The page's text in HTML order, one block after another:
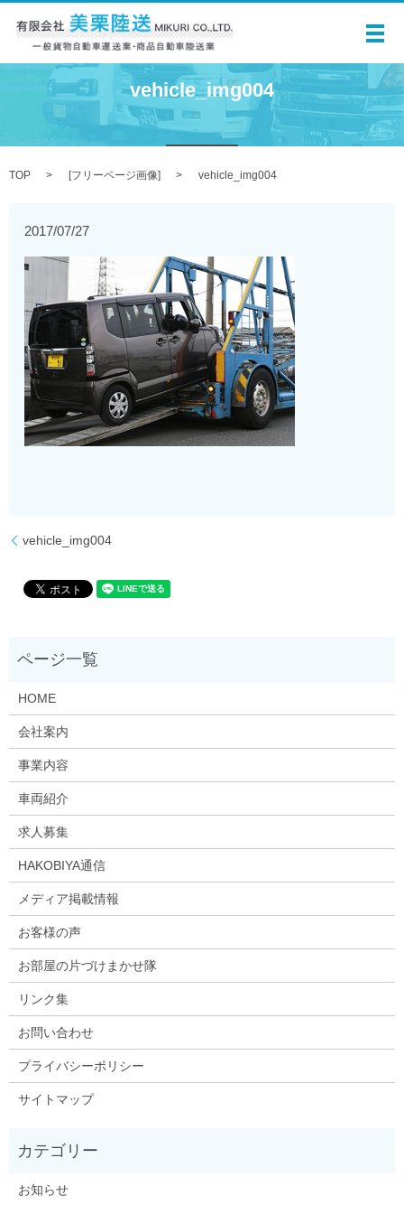
メ
vehicle_img004
TOP [フリーページ画像] vehicle_img004
2017/07/27
vehicle_img004
HOME
会社案内
事業内容
車両紹介
求人募集
HAKOBIYA通信
メディア掲載情報
お客様の声
お部屋の片づけまかせ隊
リンク集
お問い合わせ
プライバシーポリシー
サイトマップ
お知らせ